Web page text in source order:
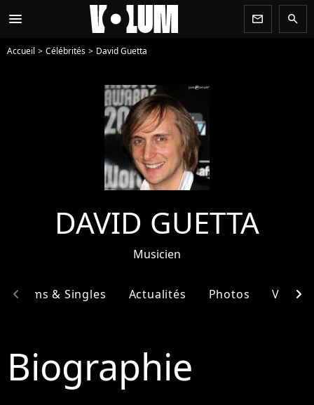
menu newsletter search
Accueil Célébrités David Guetta
DAVID GUETTA
Musicien
Albums & Singles Actualités Photos Vidéos
chevron_left chevron_right
Biographie